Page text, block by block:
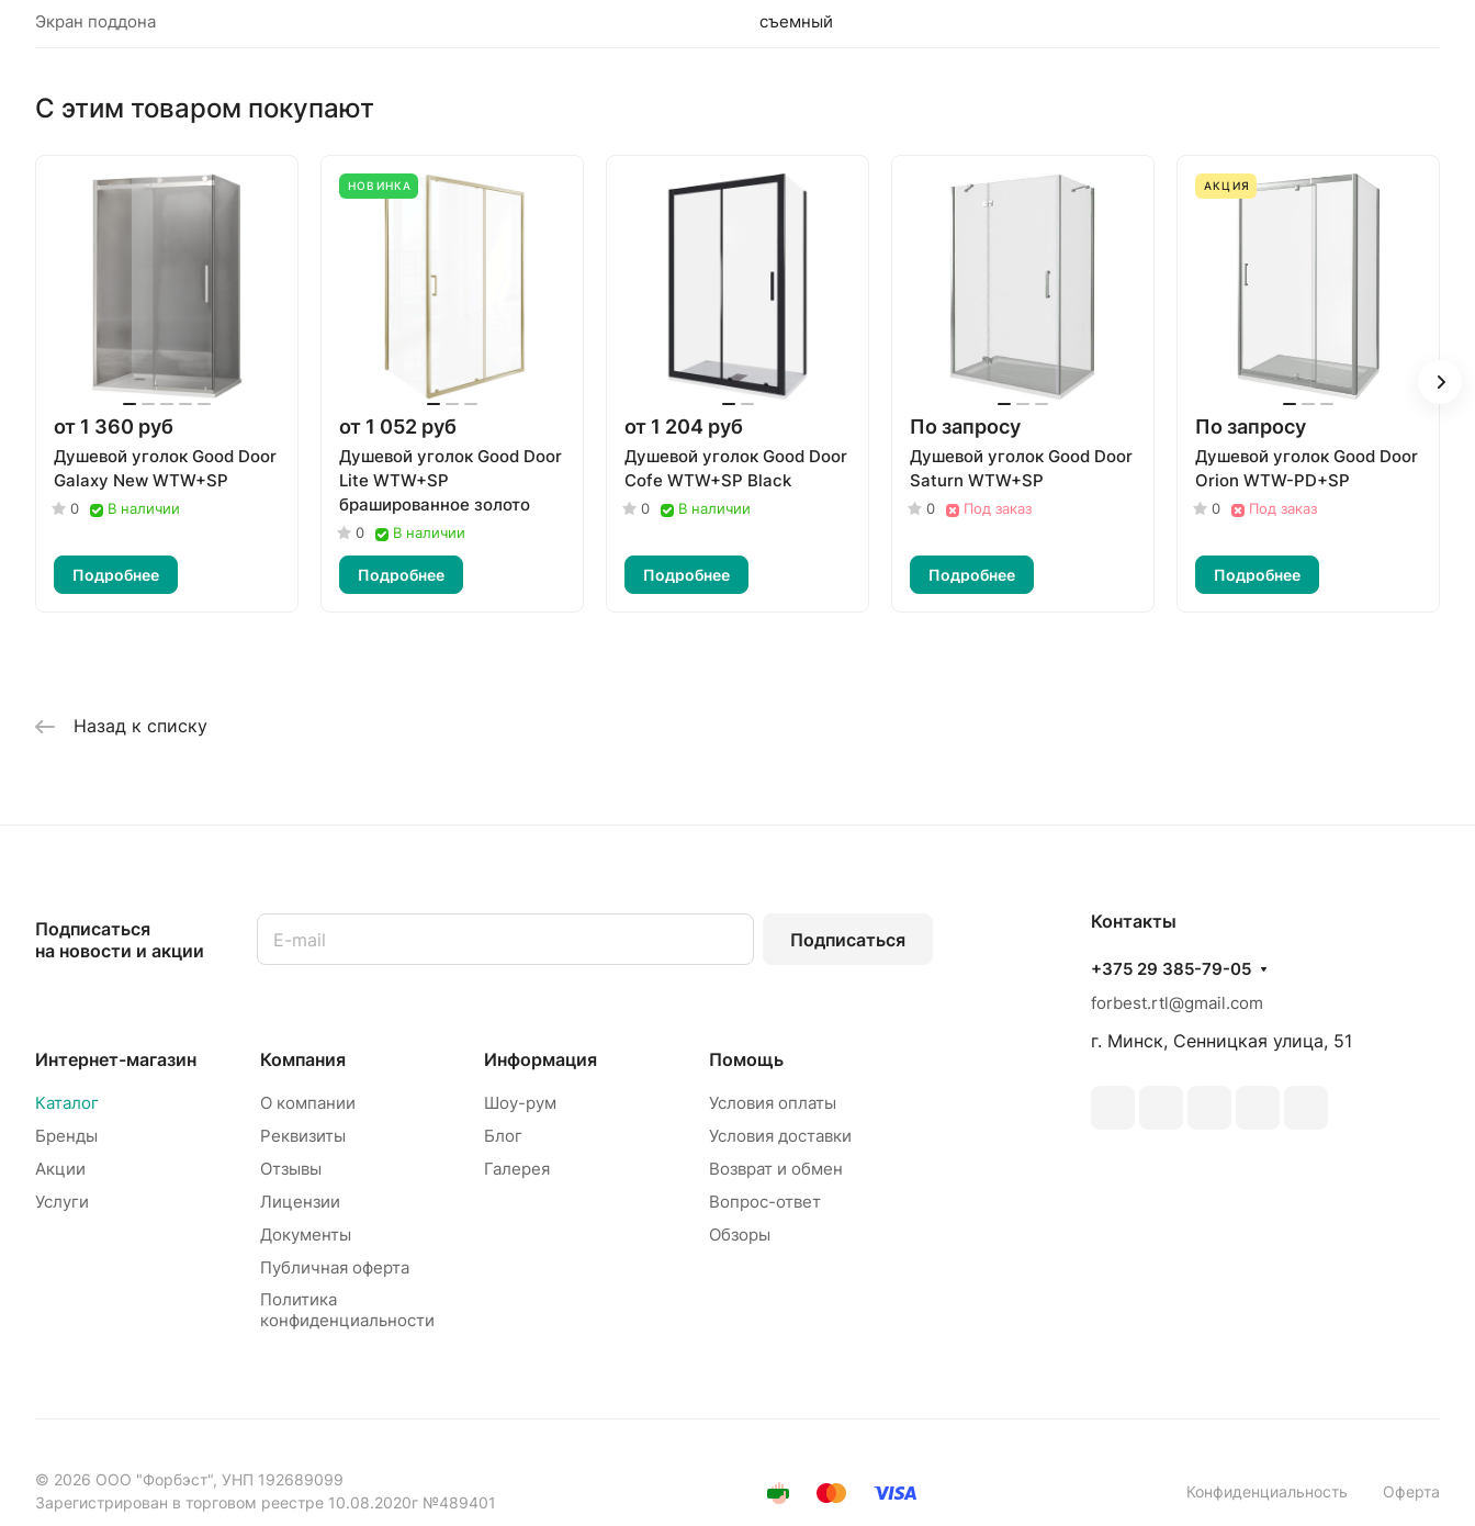
Экран поддона съемный
С этим товаром покупают
от 1 360 руб
Душевой уголок Good Door
Galaxy New WTW+SP
0 В наличии
Подробнее
НОВИНКА
от 1 052 руб
Душевой уголок Good Door
Lite WTW+SP
брашированное золото
0 В наличии
Подробнее
от 1 204 руб
Душевой уголок Good Door
Cofe WTW+SP Black
0 В наличии
Подробнее
По запросу
Душевой уголок Good Door
Saturn WTW+SP
0 Под заказ
Подробнее
АКЦИЯ
По запросу
Душевой уголок Good Door
Orion WTW-PD+SP
0 Под заказ
Подробнее
Назад к списку
Подписаться
на новости и акции
Подписаться
Интернет-магазин
Каталог
Бренды
Акции
Услуги
Компания
О компании
Реквизиты
Отзывы
Лицензии
Документы
Публичная оферта
Политика
конфиденциальности
Информация
Шоу-рум
Блог
Галерея
Помощь
Условия оплаты
Условия доставки
Возврат и обмен
Вопрос-ответ
Обзоры
Контакты
+375 29 385-79-05
forbest.rtl@gmail.com
г. Минск, Сенницкая улица, 51
© 2026 ООО "Форбэст", УНП 192689099
Зарегистрирован в торговом реестре 10.08.2020г №489401
Конфиденциальность Оферта